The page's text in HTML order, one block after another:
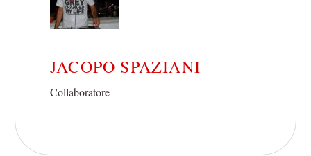
JACOPO SPAZIANI
Collaboratore